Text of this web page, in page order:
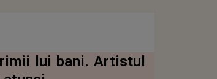
lui bani. Artistul